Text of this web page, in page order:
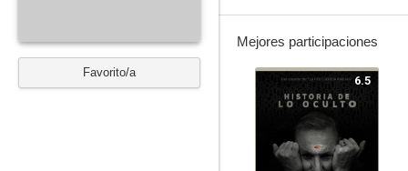
Favorito/a
Mejores participaciones
6.5